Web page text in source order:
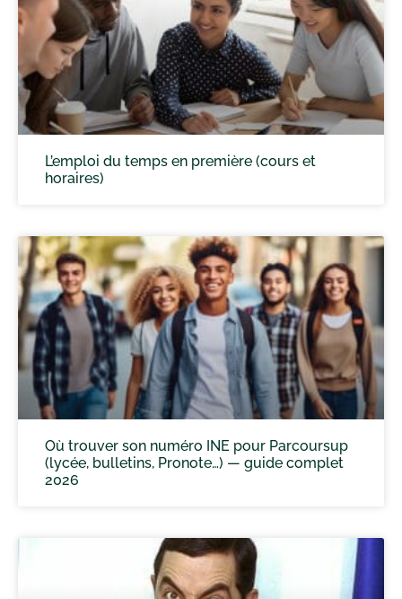
L’emploi du temps en première (cours et
horaires)
Où trouver son numéro INE pour Parcoursup
(lycée, bulletins, Pronote…) — guide complet
2026